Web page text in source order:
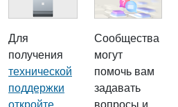
Для
получения
технической
поддержки
откройте
Сообщества
могут
помочь вам
задавать
вопросы и